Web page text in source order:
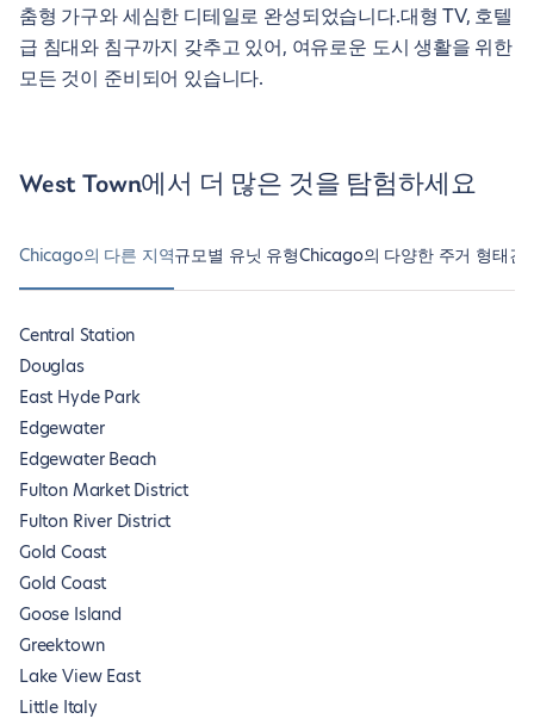
춤형 가구와 세심한 디테일로 완성되었습니다.대형 TV, 호텔
급 침대와 침구까지 갖추고 있어, 여유로운 도시 생활을 위한
모든 것이 준비되어 있습니다.
West Town에서 더 많은 것을 탐험하세요
Chicago의 다른 지역규모별 유닛 유형Chicago의 다양한 주거 형태건
Central Station
Douglas
East Hyde Park
Edgewater
Edgewater Beach
Fulton Market District
Fulton River District
Gold Coast
Gold Coast
Goose Island
Greektown
Lake View East
Little Italy